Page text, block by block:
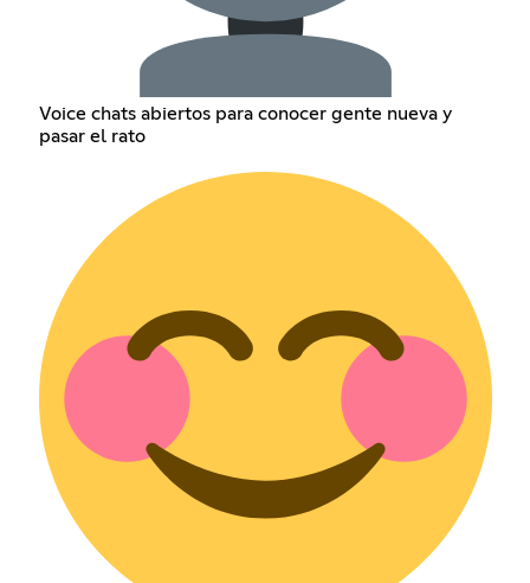
Voice chats abiertos para conocer gente nueva y
pasar el rato